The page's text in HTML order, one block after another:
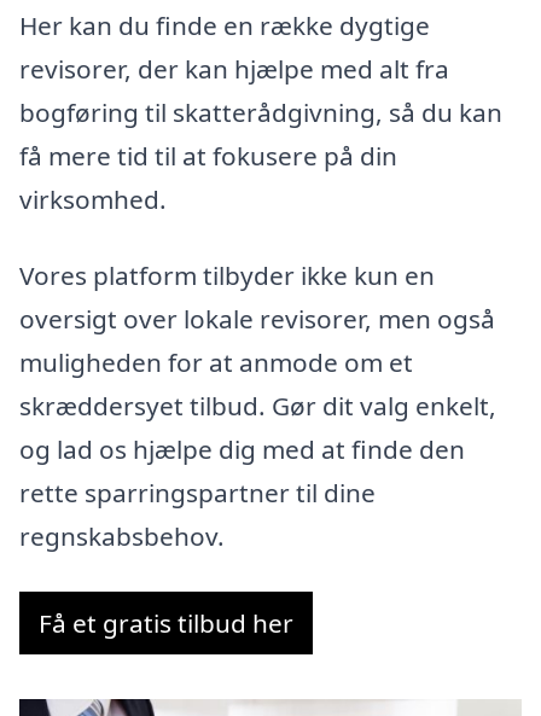
Her kan du finde en række dygtige
revisorer, der kan hjælpe med alt fra
bogføring til skatterådgivning, så du kan
få mere tid til at fokusere på din
virksomhed.
Vores platform tilbyder ikke kun en
oversigt over lokale revisorer, men også
muligheden for at anmode om et
skræddersyet tilbud. Gør dit valg enkelt,
og lad os hjælpe dig med at finde den
rette sparringspartner til dine
regnskabsbehov.
Få et gratis tilbud her